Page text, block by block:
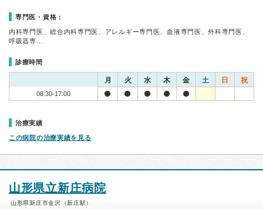
専門医・資格：
内科専門医、総合内科専門医、アレルギー専門医、血液専門医、外科専門医、
呼吸器専…
診療時間
月 火 水 木 金 土 日 祝
08:30-17:00
治療実績
この病院の治療実績を見る
山形県立新庄病院
山形県新庄市金沢（新庄駅）